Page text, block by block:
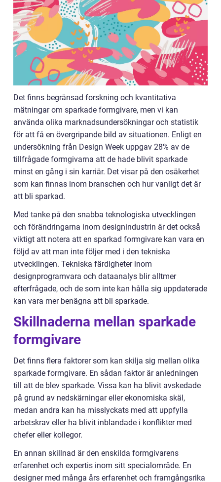
Det finns begränsad forskning och kvantitativa
mätningar om sparkade formgivare, men vi kan
använda olika marknadsundersökningar och statistik
för att få en övergripande bild av situationen. Enligt en
undersökning från Design Week uppgav 28% av de
tillfrågade formgivarna att de hade blivit sparkade
minst en gång i sin karriär. Det visar på den osäkerhet
som kan finnas inom branschen och hur vanligt det är
att bli sparkad.
Med tanke på den snabba teknologiska utvecklingen
och förändringarna inom designindustrin är det också
viktigt att notera att en sparkad formgivare kan vara en
följd av att man inte följer med i den tekniska
utvecklingen. Tekniska färdigheter inom
designprogramvara och dataanalys blir alltmer
efterfrågade, och de som inte kan hålla sig uppdaterade
kan vara mer benägna att bli sparkade.
Skillnaderna mellan sparkade
formgivare
Det finns flera faktorer som kan skilja sig mellan olika
sparkade formgivare. En sådan faktor är anledningen
till att de blev sparkade. Vissa kan ha blivit avskedade
på grund av nedskärningar eller ekonomiska skäl,
medan andra kan ha misslyckats med att uppfylla
arbetskrav eller ha blivit inblandade i konflikter med
chefer eller kollegor.
En annan skillnad är den enskilda formgivarens
erfarenhet och expertis inom sitt specialområde. En
designer med många års erfarenhet och framgångsrika